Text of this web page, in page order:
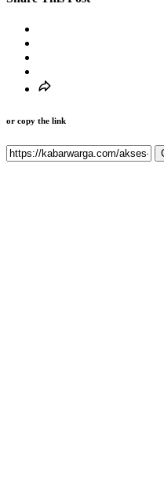
or copy the link